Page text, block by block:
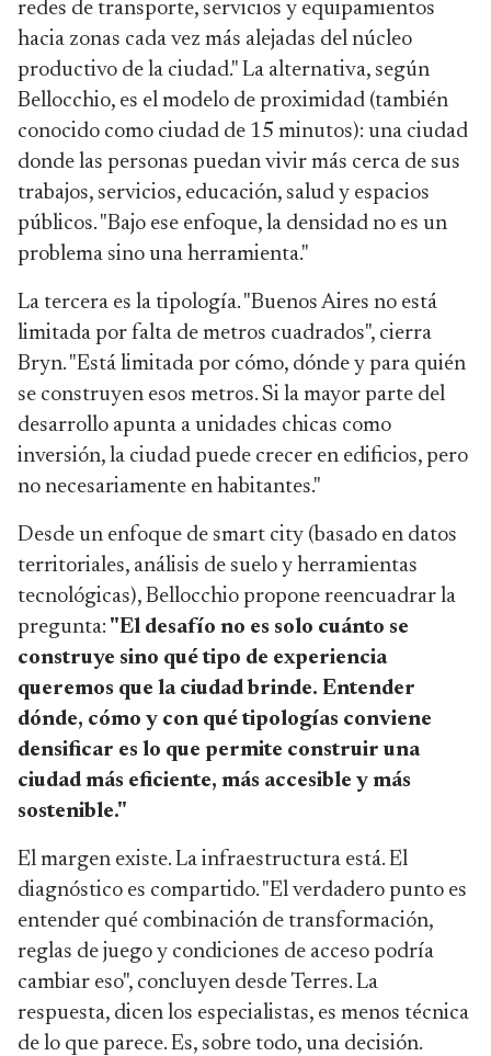
redes de transporte, servicios y equipamientos
hacia zonas cada vez más alejadas del núcleo
productivo de la ciudad." La alternativa, según
Bellocchio, es el modelo de proximidad (también
conocido como ciudad de 15 minutos): una ciudad
donde las personas puedan vivir más cerca de sus
trabajos, servicios, educación, salud y espacios
públicos. "Bajo ese enfoque, la densidad no es un
problema sino una herramienta."
La tercera es la tipología. "Buenos Aires no está
limitada por falta de metros cuadrados", cierra
Bryn. "Está limitada por cómo, dónde y para quién
se construyen esos metros. Si la mayor parte del
desarrollo apunta a unidades chicas como
inversión, la ciudad puede crecer en edificios, pero
no necesariamente en habitantes."
Desde un enfoque de smart city (basado en datos
territoriales, análisis de suelo y herramientas
tecnológicas), Bellocchio propone reencuadrar la
pregunta: "El desafío no es solo cuánto se
construye sino qué tipo de experiencia
queremos que la ciudad brinde. Entender
dónde, cómo y con qué tipologías conviene
densificar es lo que permite construir una
ciudad más eficiente, más accesible y más
sostenible."
El margen existe. La infraestructura está. El
diagnóstico es compartido. "El verdadero punto es
entender qué combinación de transformación,
reglas de juego y condiciones de acceso podría
cambiar eso", concluyen desde Terres. La
respuesta, dicen los especialistas, es menos técnica
de lo que parece. Es, sobre todo, una decisión.